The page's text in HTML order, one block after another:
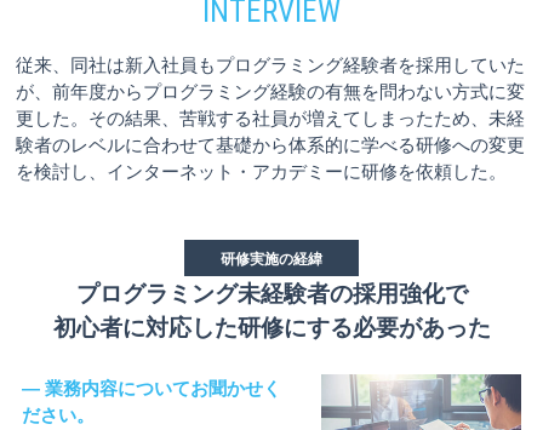
従来、同社は新入社員もプログラミング経験者を採用していた
が、前年度からプログラミング経験の有無を問わない方式に変
更した。その結果、苦戦する社員が増えてしまったため、未経
験者のレベルに合わせて基礎から体系的に学べる研修への変更
を検討し、インターネット・アカデミーに研修を依頼した。
研修実施の経緯
プログラミング未経験者の採用強化で
初心者に対応した研修にする必要があった
― 業務内容についてお聞かせく
ださい。